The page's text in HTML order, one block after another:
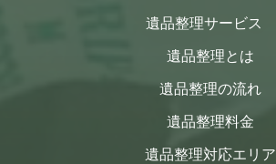
遺品整理サービス
遺品整理とは
遺品整理の流れ
遺品整理料金
遺品整理対応エリア